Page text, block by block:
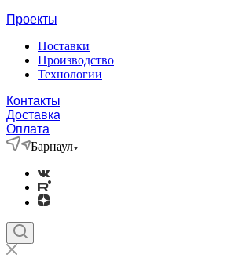
Проекты
Поставки
Производство
Технологии
Контакты
Доставка
Оплата
Барнаул